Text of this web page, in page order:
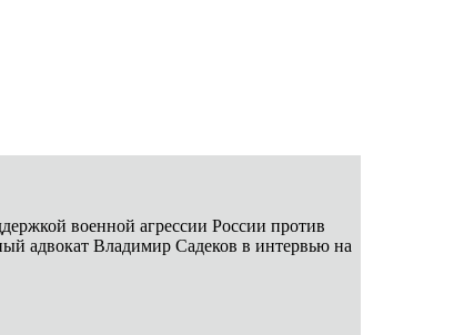
военной агрессии России против
адвокат Владимир Садеков в интервью на